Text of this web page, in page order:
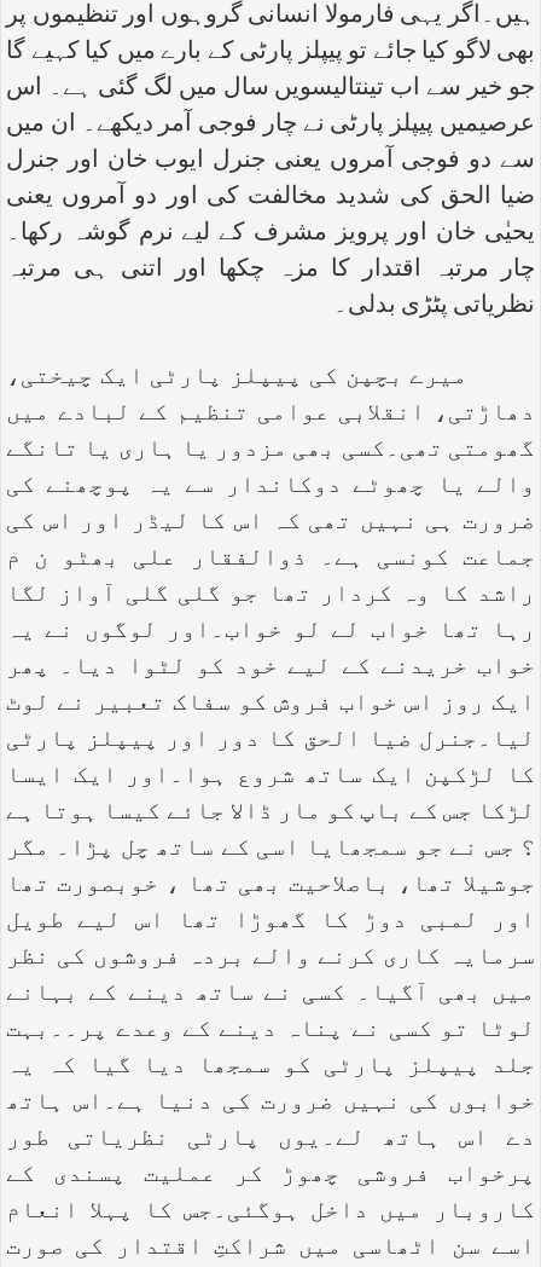
ہیں۔اگر یہی فارمولا انسانی گروہوں اور تنظیموں پر
بھی لاگو کیا جائے تو پیپلز پارٹی کے بارے میں کیا کہیے گا
جو خیر سے اب تینتالیسویں سال میں لگ گئی ہے۔ اس
عرصیمیں پیپلز پارٹی نے چار فوجی آمر دیکھے۔ ان میں
سے دو فوجی آمروں یعنی جنرل ایوب خان اور جنرل
ضیا الحق کی شدید مخالفت کی اور دو آمروں یعنی
یحیٰی خان اور پرویز مشرف کے لیے نرم گوشہ رکھا۔
چار مرتبہ اقتدار کا مزہ چکھا اور اتنی ہی مرتبہ
نظریاتی پٹڑی بدلی۔
میرے بچپن کی پیپلز پارٹی ایک چیختی،
دھاڑتی، انقلابی عوامی تنظیم کے لبادے میں
گھومتی تھی۔کسی بھی مزدور یا ہاری یا تانگے
والے یا چھوٹے دوکاندار سے یہ پوچھنے کی
ضرورت ہی نہیں تھی کہ اس کا لیڈر اور اس کی
جماعت کونسی ہے۔ ذوالفقار علی بھٹو ن م
راشد کا وہ کردار تھا جو گلی گلی آواز لگا
رہا تھا خواب لے لو خواب۔اور لوگوں نے یہ
خواب خریدنے کے لیے خود کو لٹوا دیا۔ پھر
ایک روز اس خواب فروش کو سفاک تعبیر نے لوٹ
لیا۔جنرل ضیا الحق کا دور اور پیپلز پارٹی
کا لڑکپن ایک ساتھ شروع ہوا۔اور ایک ایسا
لڑکا جس کے باپ کو مار ڈالا جائے کیسا ہوتا ہے
؟ جس نے جو سمجھایا اسی کے ساتھ چل پڑا۔ مگر
جوشیلا تھا، باصلاحیت بھی تھا ، خوبصورت تھا
اور لمبی دوڑ کا گھوڑا تھا اس لیے طویل
سرمایہ کاری کرنے والے بردہ فروشوں کی نظر
میں بھی آگیا۔ کسی نے ساتھ دینے کے بہانے
لوٹا تو کسی نے پناہ دینے کے وعدے پر۔۔بہت
جلد پیپلز پارٹی کو سمجھا دیا گیا کہ یہ
خوابوں کی نہیں ضرورت کی دنیا ہے۔اس ہاتھ
دے اس ہاتھ لے۔یوں پارٹی نظریاتی طور
پرخواب فروشی چھوڑ کر عملیت پسندی کے
کاروبار میں داخل ہوگئی۔جس کا پہلا انعام
اسے سن اٹھاسی میں شراکتِ اقتدار کی صورت